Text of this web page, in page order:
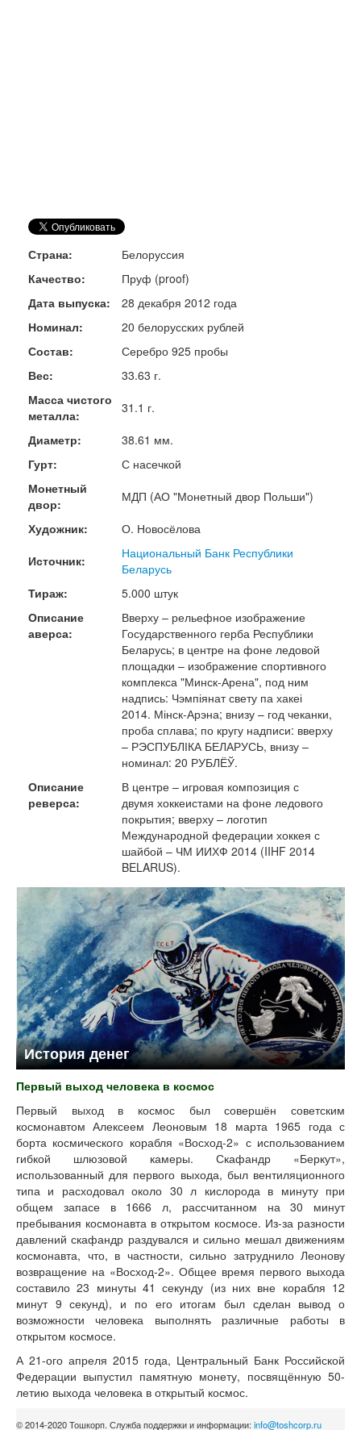
Страна:
Белоруссия
Качество:
Пруф (proof)
Дата выпуска:
28 декабря 2012 года
Номинал:
20 белорусских рублей
Состав:
Серебро 925 пробы
Вес:
33.63 г.
Масса чистого
металла:
31.1 г.
Диаметр:
38.61 мм.
Гурт:
С насечкой
Монетный
двор:
МДП (АО "Монетный двор Польши")
Художник:
О. Новосёлова
Источник:
Национальный Банк Республики
Беларусь
Тираж:
5.000 штук
Описание
аверса:
Вверху – рельефное изображение
Государственного герба Республики
Беларусь; в центре на фоне ледовой
площадки – изображение спортивного
комплекса "Минск-Арена", под ним
надпись: Чэмпіянат свету па хакеі
2014. Мінск-Арэна; внизу – год чеканки,
проба сплава; по кругу надписи: вверху
– РЭСПУБЛІКА БЕЛАРУСЬ, внизу –
номинал: 20 РУБЛЁЎ.
Описание
реверса:
В центре – игровая композиция с
двумя хоккеистами на фоне ледового
покрытия; вверху – логотип
Международной федерации хоккея с
шайбой – ЧМ ИИХФ 2014 (IIHF 2014
BELARUS).
История денег
Первый выход человека в космос
Первый выход в космос был совершён советским
космонавтом Алексеем Леоновым 18 марта 1965 года с
борта космического корабля «Восход-2» с использованием
гибкой шлюзовой камеры. Скафандр «Беркут»,
использованный для первого выхода, был вентиляционного
типа и расходовал около 30 л кислорода в минуту при
общем запасе в 1666 л, рассчитанном на 30 минут
пребывания космонавта в открытом космосе. Из-за разности
давлений скафандр раздувался и сильно мешал движениям
космонавта, что, в частности, сильно затруднило Леонову
возвращение на «Восход-2». Общее время первого выхода
составило 23 минуты 41 секунду (из них вне корабля 12
минут 9 секунд), и по его итогам был сделан вывод о
возможности человека выполнять различные работы в
открытом космосе.
А 21-ого апреля 2015 года, Центральный Банк Российской
Федерации выпустил памятную монету, посвящённую 50-
летию выхода человека в открытый космос.
© 2014-2020 Тошкорп. Служба поддержки и информации:info@toshcorp.ru